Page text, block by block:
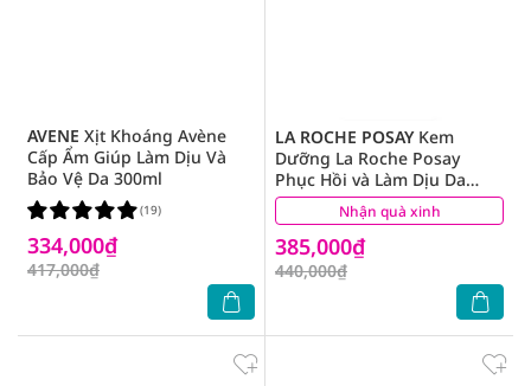
AVENE Xịt Khoáng Avène
Cấp Ẩm Giúp Làm Dịu Và
Bảo Vệ Da 300ml
334,000₫
417,000₫
(19) Nhận quà xinh
LA ROCHE POSAYKem
Dưỡng La Roche Posay
Phục Hồi và Làm Dịu Da
Cicaplast Baume B5+ 40ml
385,000₫
440,000₫
(27)